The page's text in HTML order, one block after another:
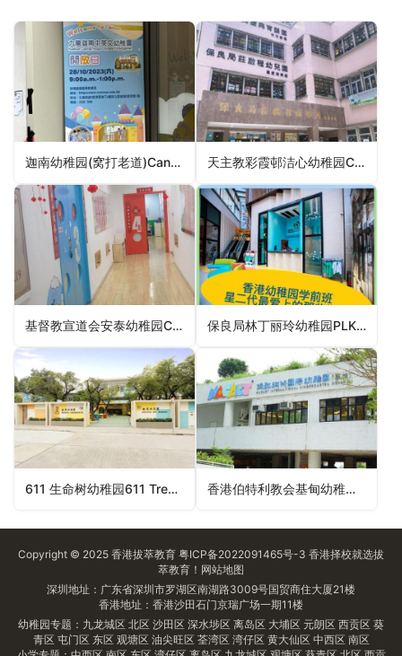
迦南幼稚园(窝打老道)Cannan Kindergarten (Waterloo Road)（九龙城区幼稚园） 天主教彩霞邨洁心幼稚园Choi Ha Estate Kit Sam Kindergarten（观塘区幼稚园）
基督教宣道会安泰幼稚园C&MA On Tai Kindergarten（观塘区幼稚园） 保良局林丁丽玲幼稚园PLK Lam Ting Lai Ling Kindergarten（九龙城区幼稚园）
611 生命树幼稚园611 Tree of Life Kindergarten（荃湾区幼稚园） 香港伯特利教会基甸幼稚园Hong Kong Bethel Church Gideon Kindergarten（黄大仙区幼稚园）
Copyright © 2025 香港拔萃教育 粤ICP备2022091465号-3 香港择校就选拔
萃教育！ 网站地图
深圳地址：广东省深圳市罗湖区南湖路3009号国贸商住大厦21楼
香港地址：香港沙田石门京瑞广场一期11楼
幼稚园专题： 九龙城区 北区 沙田区 深水埗区 离岛区 大埔区 元朗区 西贡区 葵
青区 屯门区 东区 观塘区 油尖旺区 荃湾区 湾仔区 黄大仙区 中西区 南区